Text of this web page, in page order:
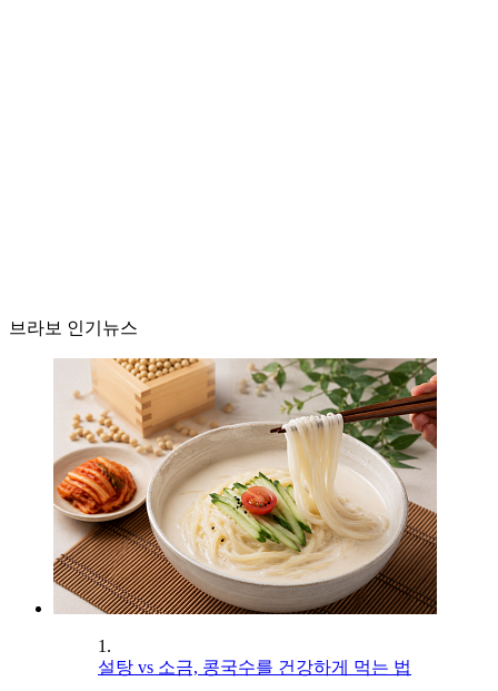
브라보 인기뉴스
1.
설탕 vs 소금, 콩국수를 건강하게 먹는 법